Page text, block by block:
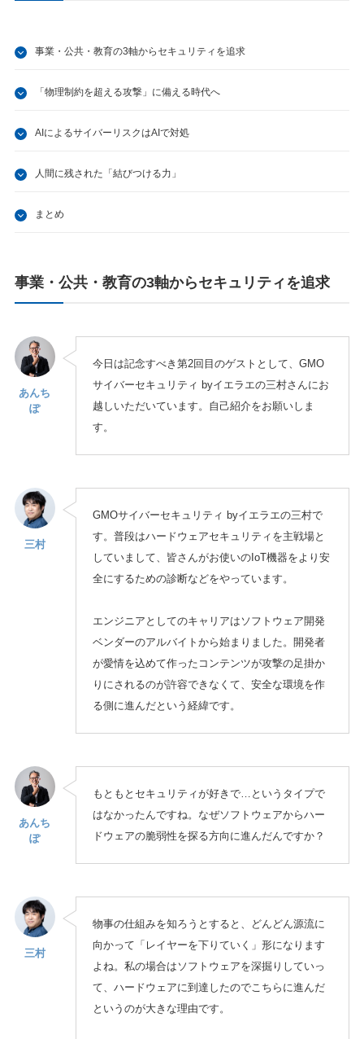
事業・公共・教育の3軸からセキュリティを追求
「物理制約を超える攻撃」に備える時代へ
AIによるサイバーリスクはAIで対処
人間に残された「結びつける力」
まとめ
事業・公共・教育の3軸からセキュリティを追求
あんち
ぽ
今日は記念すべき第2回目のゲストとして、GMO
サイバーセキュリティ byイエラエの三村さんにお
越しいただいています。自己紹介をお願いしま
す。
三村
GMOサイバーセキュリティ byイエラエの三村で
す。普段はハードウェアセキュリティを主戦場と
していまして、皆さんがお使いのIoT機器をより安
全にするための診断などをやっています。
エンジニアとしてのキャリアはソフトウェア開発
ベンダーのアルバイトから始まりました。開発者
が愛情を込めて作ったコンテンツが攻撃の足掛か
りにされるのが許容できなくて、安全な環境を作
る側に進んだという経緯です。
あんち
ぽ
もともとセキュリティが好きで…というタイプで
はなかったんですね。なぜソフトウェアからハー
ドウェアの脆弱性を探る方向に進んだんですか？
三村
物事の仕組みを知ろうとすると、どんどん源流に
向かって「レイヤーを下りていく」形になります
よね。私の場合はソフトウェアを深掘りしていっ
て、ハードウェアに到達したのでこちらに進んだ
というのが大きな理由です。